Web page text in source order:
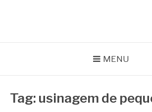
MENU
Tag: usinagem de